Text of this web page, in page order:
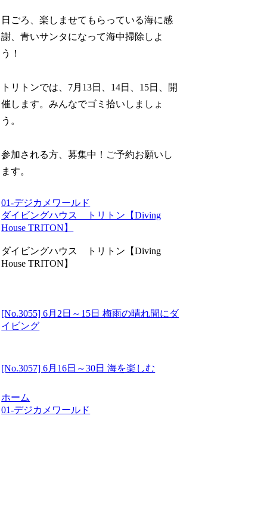
日ごろ、楽しませてもらっている海に感
謝、青いサンタになって海中掃除しよ
う！
トリトンでは、7月13日、14日、15日、開
催します。みんなでゴミ拾いしましょ
う。
参加される方、募集中！ご予約お願いし
ます。
01-デジカメワールド
ダイビングハウス トリトン【Diving
House TRITON】
ダイビングハウス トリトン【Diving
House TRITON】
[No.3055] 6月2日～15日 梅雨の晴れ間にダ
イビング
[No.3057] 6月16日～30日 海を楽しむ
ホーム
01-デジカメワールド